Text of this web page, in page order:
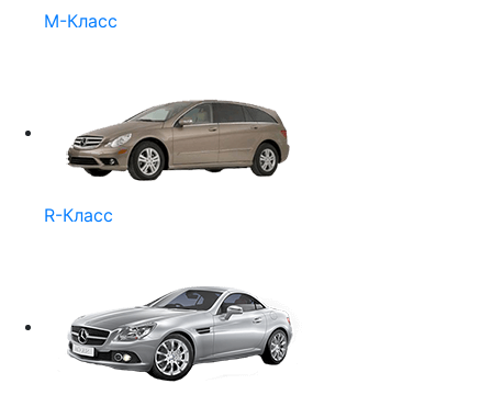
M-Класс
R-Класс